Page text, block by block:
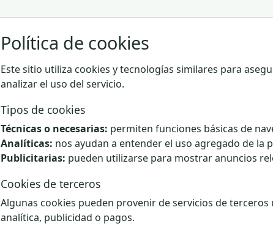
Política de cookies
Este sitio utiliza cookies y tecnologías similares para
analizar el uso del servicio.
Tipos de cookies
Técnicas o necesarias: permiten funciones básicas de
Analíticas: nos ayudan a entender el uso agregado de la
Publicitarias: pueden utilizarse para mostrar anuncios
Cookies de terceros
Algunas cookies pueden provenir de servicios de
analítica, publicidad o pagos.